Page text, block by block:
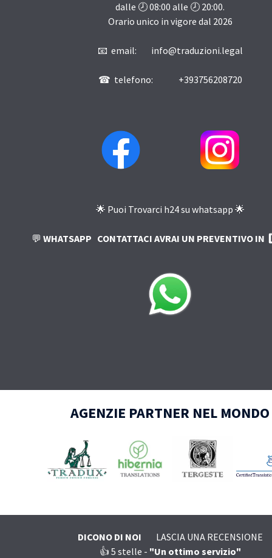
dalle 🕗08:00 alle 🕗 20:00.
Orario unico in vigore dal 2026
📧 email: info@traduzioni.legal
☎ telefono: +393756208720
🌟 Puoi Trovarci h24 su whatsapp 🌟
💬 WHATSAPP CONTATTACI AVRAI UN PREVENTIVO IN
AGENZIE PARTNER NEL MONDO
DICONO DI NOI
LASCIA UNA RECENSIONE
👍 5 stelle - "Un ottimo servizio"